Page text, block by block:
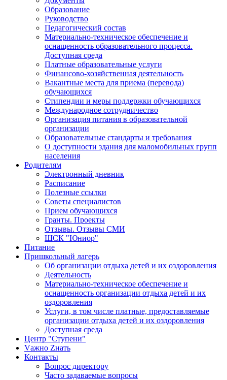
Образование
Руководство
Педагогический состав
Материально-техническое обеспечение и
оснащенность образовательного процесса.
Доступная среда
Платные образовательные услуги
Финансово-хозяйственная деятельность
Вакантные места для приема (перевода)
обучающихся
Стипендии и меры поддержки обучающихся
Международное сотрудничество
Организация питания в образовательной
организации
Образовательные стандарты и требования
О доступности здания для маломобильных групп
населения
Родителям
Электронный дневник
Расписание
Полезные ссылки
Советы специалистов
Прием обучающихся
Гранты. Проекты
Отзывы. Отзывы СМИ
ШСК "Юниор"
Питание
Пришкольный лагерь
Об организации отдыха детей и их оздоровления
Деятельность
Материально-техническое обеспечение и
оснащенность организации отдыха детей и их
оздоровления
Услуги, в том числе платные, предоставляемые
организации отдыха детей и их оздоровления
Доступная среда
Центр "Ступени"
Vажно Zнать
Контакты
Вопрос директору
Часто задаваемые вопросы